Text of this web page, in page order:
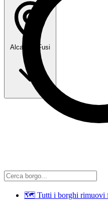
🗺 Tutti i borghi rimuovi
Alcara Li Fusi